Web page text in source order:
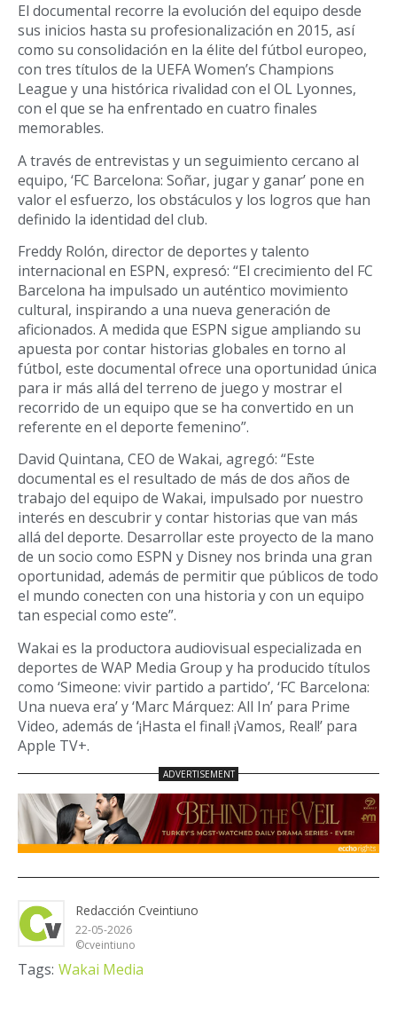
El documental recorre la evolución del equipo desde
sus inicios hasta su profesionalización en 2015, así
como su consolidación en la élite del fútbol europeo,
con tres títulos de la UEFA Women’s Champions
League y una histórica rivalidad con el OL Lyonnes,
con el que se ha enfrentado en cuatro finales
memorables.
A través de entrevistas y un seguimiento cercano al
equipo, ‘FC Barcelona: Soñar, jugar y ganar’ pone en
valor el esfuerzo, los obstáculos y los logros que han
definido la identidad del club.
Freddy Rolón, director de deportes y talento
internacional en ESPN, expresó: “El crecimiento del FC
Barcelona ha impulsado un auténtico movimiento
cultural, inspirando a una nueva generación de
aficionados. A medida que ESPN sigue ampliando su
apuesta por contar historias globales en torno al
fútbol, este documental ofrece una oportunidad única
para ir más allá del terreno de juego y mostrar el
recorrido de un equipo que se ha convertido en un
referente en el deporte femenino”.
David Quintana, CEO de Wakai, agregó: “Este
documental es el resultado de más de dos años de
trabajo del equipo de Wakai, impulsado por nuestro
interés en descubrir y contar historias que van más
allá del deporte. Desarrollar este proyecto de la mano
de un socio como ESPN y Disney nos brinda una gran
oportunidad, además de permitir que públicos de todo
el mundo conecten con una historia y con un equipo
tan especial como este”.
Wakai es la productora audiovisual especializada en
deportes de WAP Media Group y ha producido títulos
como ‘Simeone: vivir partido a partido’, ‘FC Barcelona:
Una nueva era’ y ‘Marc Márquez: All In’ para Prime
Video, además de ‘¡Hasta el final! ¡Vamos, Real!’ para
Apple TV+.
Redacción Cveintiuno
22-05-2026
©cveintiuno
Tags: Wakai Media